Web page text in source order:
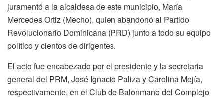
juramentó a la alcaldesa de este municipio, María
Mercedes Ortiz (Mecho), quien abandonó al Partido
Revolucionario Dominicana (PRD) junto a todo su equipo
político y cientos de dirigentes.
El acto fue encabezado por el presidente y la secretaria
general del PRM, José Ignacio Paliza y Carolina Mejía,
respectivamente, en el Club de Balonmano del Complejo